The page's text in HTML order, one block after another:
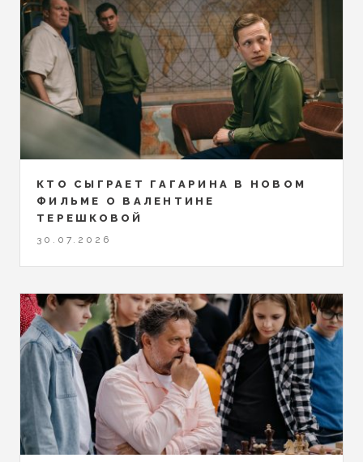
КТО СЫГРАЕТ ГАГАРИНА В НОВОМ
ФИЛЬМЕ О ВАЛЕНТИНЕ
ТЕРЕШКОВОЙ
30.07.2026